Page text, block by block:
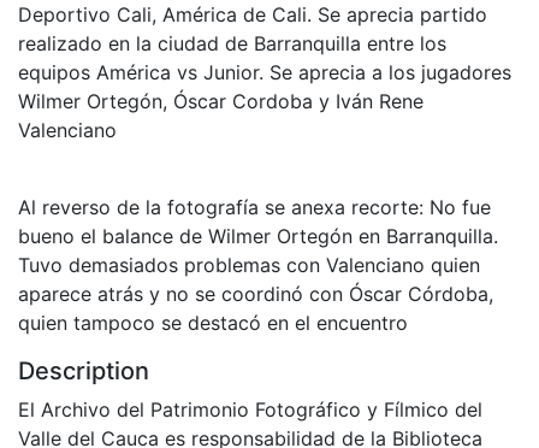
Deportivo Cali, América de Cali. Se aprecia partido
realizado en la ciudad de Barranquilla entre los
equipos América vs Junior. Se aprecia a los jugadores
Wilmer Ortegón, Óscar Cordoba y Iván Rene
Valenciano
Al reverso de la fotografía se anexa recorte: No fue
bueno el balance de Wilmer Ortegón en Barranquilla.
Tuvo demasiados problemas con Valenciano quien
aparece atrás y no se coordinó con Óscar Córdoba,
quien tampoco se destacó en el encuentro
Description
El Archivo del Patrimonio Fotográfico y Fílmico del
Valle del Cauca es responsabilidad de la Biblioteca